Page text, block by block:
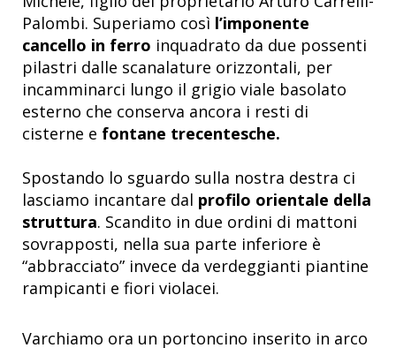
Palombi. Superiamo così l’imponente
cancello in ferro inquadrato da due possenti
pilastri dalle scanalature orizzontali, per
incamminarci lungo il grigio viale basolato
esterno che conserva ancora i resti di
cisterne e fontane trecentesche.
Spostando lo sguardo sulla nostra destra ci
lasciamo incantare dal profilo orientale della
struttura. Scandito in due ordini di mattoni
sovrapposti, nella sua parte inferiore è
“abbracciato” invece da verdeggianti piantine
rampicanti e fiori violacei.
Varchiamo ora un portoncino inserito in arco